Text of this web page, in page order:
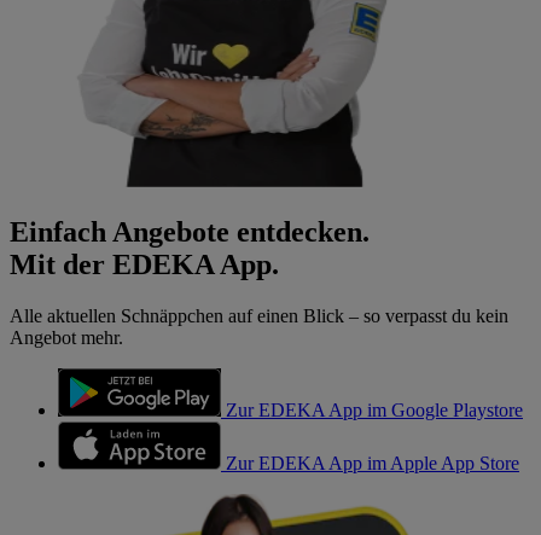
Einfach Angebote entdecken.
Mit der EDEKA App.
Alle aktuellen Schnäppchen auf einen Blick – so verpasst du kein
Angebot mehr.
Zur EDEKA App im Google Playstore
Zur EDEKA App im Apple App Store